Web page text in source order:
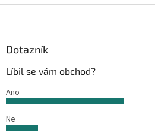
Dotazník
Líbil se vám obchod?
Ano
Ne